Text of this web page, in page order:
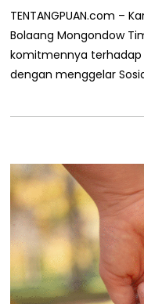
/
0
5
TENTANGPUAN.com –
Bolaang Mongondow
komitmennya
dengan menggelar